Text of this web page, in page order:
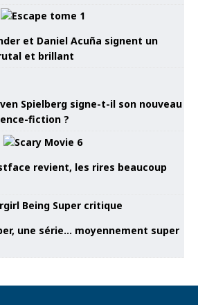
et Daniel Acuña signent un
et brillant
Spielberg signe-t-il son nouveau
fiction ?
revient, les rires beaucoup
une série… moyennement super